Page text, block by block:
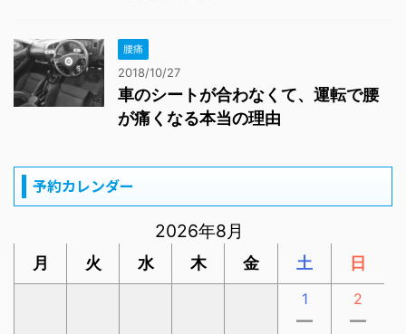
腰痛
2018/10/27
車のシートが合わなくて、運転で腰
が痛くなる本当の理由
予約カレンダー
2026年8月
月 火 水 木 金 土 日
1
ー
2
ー